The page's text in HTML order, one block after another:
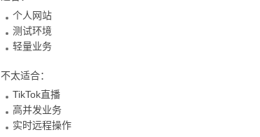
个人网站
测试环境
轻量业务
不太适合：
TikTok直播
高并发业务
实时远程操作